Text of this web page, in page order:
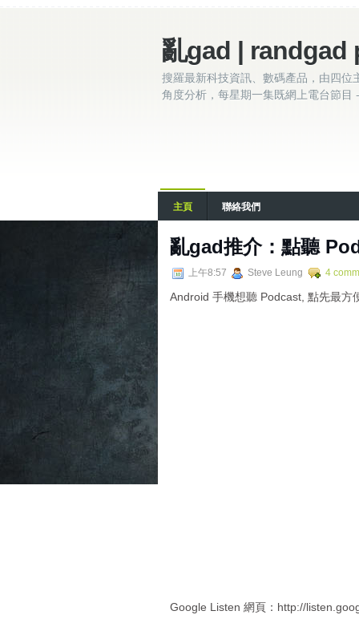
亂gad | randgad
搜羅最新科技資訊、數碼產品，由四位
角度分析，每星期一集既網上電台節目
主頁 聯絡我們
亂gad推介：點聽
上午8:57 Steve Leung 4
Android 手機想聽 Podcast, 點先最方
Google Listen 網頁：http://